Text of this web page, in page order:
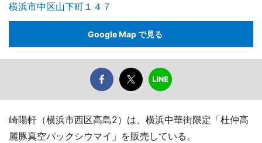
横浜市中区山下町１４７
Google Map で見る
崎陽軒（横浜市西区高島2）は、横浜中華街限定「杜仲高
麗豚真空パックシウマイ」を販売している。